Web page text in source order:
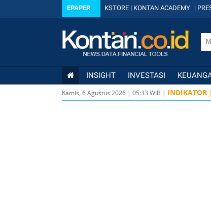
EPAPER KSTORE | KONTAN ACADEMY |
INSIGHT INVESTASI
Kamis, 6 Agustus 2026 | 05:33 WIB | INDIKATOR |